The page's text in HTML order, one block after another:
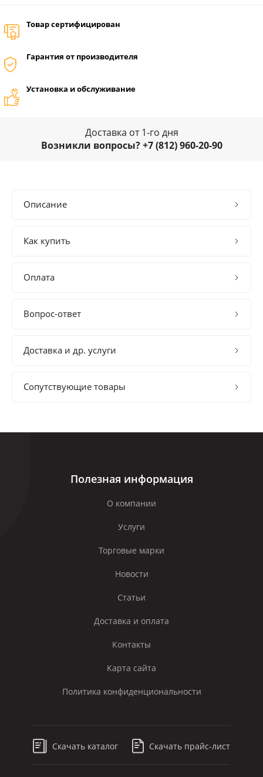
Товар сертифицирован
Гарантия от производителя
Установка и обслуживание
Доставка от 1-го дня
Возникли вопросы? +7 (812) 960-20-90
Описание
Как купить
Оплата
Вопрос-ответ
Доставка и др. услуги
Сопутствующие товары
Полезная информация
О компании
Услуги
Торговые марки
Новости
Статьи
Доставка и оплата
Контакты
Карта сайта
Политика конфиденциональности
Скачать каталог Скачать прайс-лист